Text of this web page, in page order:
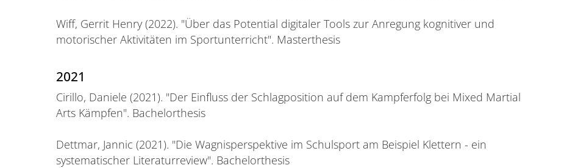
Wiff, Gerrit Henry (2022). "Über das Potential digitaler Tools zur Anregung kognitiver und
motorischer Aktivitäten im Sportunterricht". Masterthesis
2021
Cirillo, Daniele (2021). "Der Einfluss der Schlagposition auf dem Kampferfolg bei Mixed Martial
Arts Kämpfen". Bachelorthesis
Dettmar, Jannic (2021). "Die Wagnisperspektive im Schulsport am Beispiel Klettern - ein
systematischer Literaturreview". Bachelorthesis